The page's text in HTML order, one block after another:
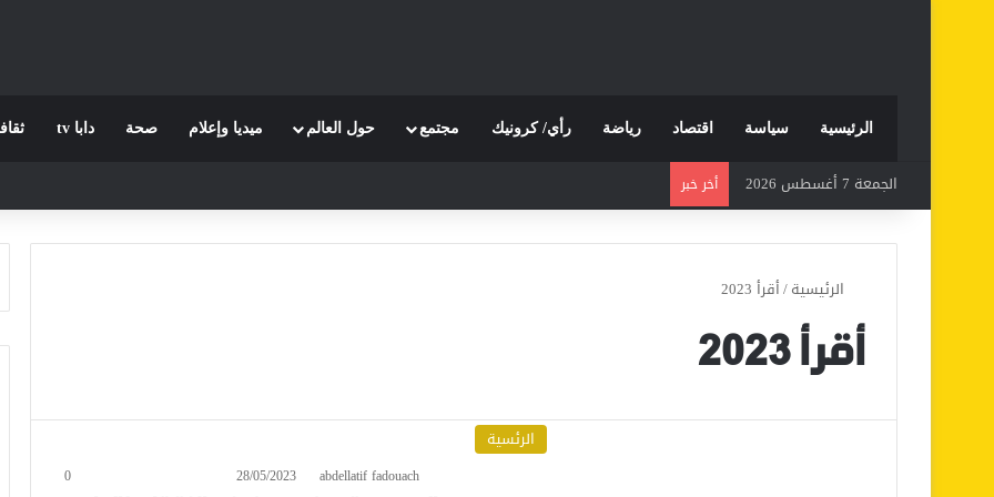
الرئيسية سياسة اقتصاد رياضة رأي/ كرونيك مجتمع حول العالم ميديا وإعلام صحة دابا tv
الجمعة 7 أغسطس 2026 أخر خبر
الرئيسية/أقرأ 2023
أقرأ 2023
الرئسية
abdellatif fadouach
28/05/2023
0